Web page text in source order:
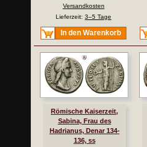
Versandkosten
Lieferzeit: 3–5 Tage
In den Warenkorb
Römische Kaiserzeit,
Sabina, Frau des
Hadrianus, Denar 134-
136, ss